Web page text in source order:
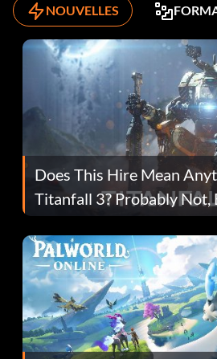
NOUVELLES
Does This Hire Mean
Titanfall 3? Probably Not,
Fans Are Hopeful